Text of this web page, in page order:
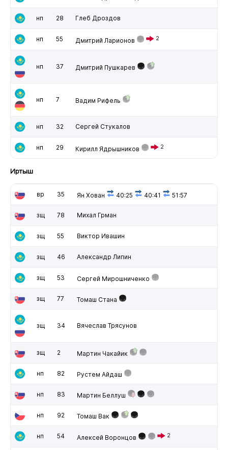
нп 28 Глеб Дроздов
нп 55 Дмитрий Ларионов 2
нп 37 Дмитрий Пушкарев
нп 7 Вадим Рифель
нп 32 Сергей Стукалов
нп 29 Кирилл Ядрышников 2
Иртыш
вр 35 Ян Хован 40:25 40:41 51:57
зщ 78 Михал Грман
зщ 55 Виктор Ивашин
зщ 46 Александр Липин
зщ 53 Сергей Мирошниченко
зщ 77 Томаш Стана
зщ 34 Вячеслав Трясунов
зщ 2 Мартин Чакайик
нп 82 Рустем Айдаш
нп 83 Мартин Беллуш
нп 92 Томаш Вак
нп 54 Алексей Воронцов 2